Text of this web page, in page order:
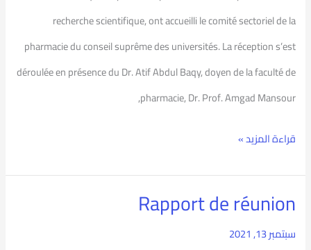
recherche scientifique, ont accueilli le comité sectoriel de la
pharmacie du conseil suprême des universités. La réception s’est
déroulée en présence du Dr. Atif Abdul Baqy, doyen de la faculté de
pharmacie, Dr. Prof. Amgad Mansour,
قراءة المزيد »
Rapport de réunion
سبتمبر 13, 2021
Rapport
de